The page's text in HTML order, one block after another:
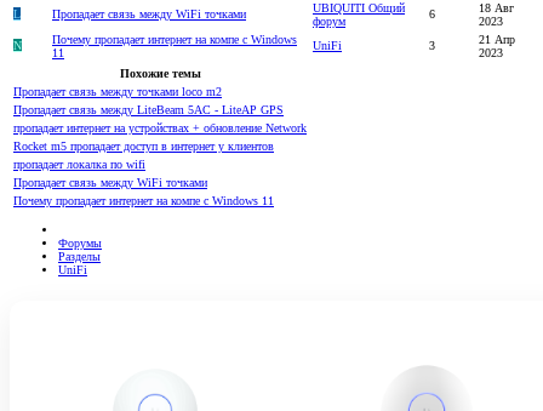
L
Пропадает связь между WiFi точками
UBIQUITI Общий
форум
6
18 Авг
2023
N
Почему пропадает интернет на компе с Windows
11
UniFi 3
21 Апр
2023
Похожие темы
Пропадает связь между точками loco m2
Пропадает связь между LiteBeam 5AC - LiteAP GPS
пропадает интернет на устройствах + обновление Network
Rocket m5 пропадает доступ в интернет у клиентов
пропадает локалка по wifi
Пропадает связь между WiFi точками
Почему пропадает интернет на компе с Windows 11
Форумы
Разделы
UniFi